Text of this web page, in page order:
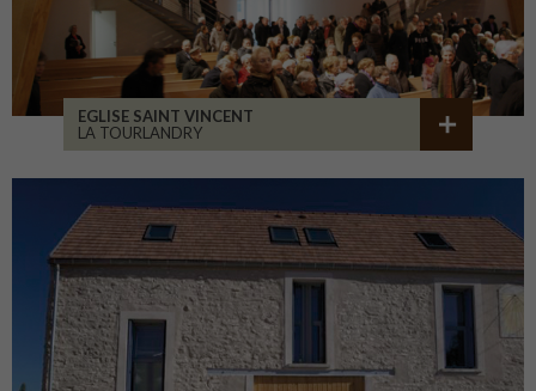
EGLISE SAINT VINCENT
LA TOURLANDRY